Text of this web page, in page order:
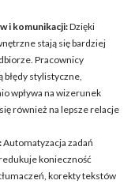
i komunikacji:Dzięki
stają się bardziej
Pracownicy
błędy stylistyczne,
wpływa na wizerunek
również na lepsze relacje
Automatyzacja zadań
konieczność
korekty tekstów